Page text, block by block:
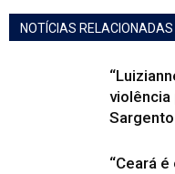
NOTÍCIAS RELACIONADAS
violência
“Ceará